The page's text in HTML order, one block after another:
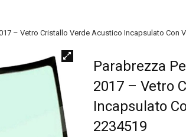
– Vetro Cristallo Verde Acustico Incapsulato Con
Parabrezza
2017 – Vetro
Incapsulato
2234519